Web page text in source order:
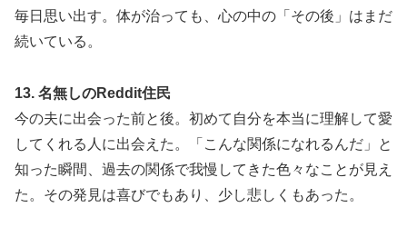
毎日思い出す。体が治っても、心の中の「その後」はまだ
続いている。
13. 名無しのReddit住民
今の夫に出会った前と後。初めて自分を本当に理解して愛
してくれる人に出会えた。「こんな関係になれるんだ」と
知った瞬間、過去の関係で我慢してきた色々なことが見え
た。その発見は喜びでもあり、少し悲しくもあった。